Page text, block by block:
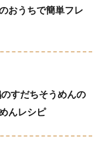
おうちで簡単フレ
のすだちそうめんの
んレシピ